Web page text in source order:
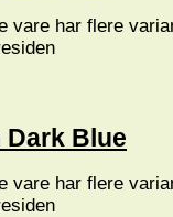
vare har flere
Dark Blue
vare har flere